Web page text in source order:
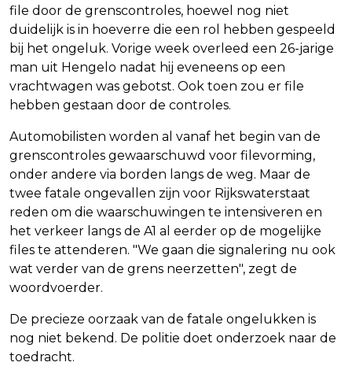
file door de grenscontroles, hoewel nog niet
duidelijk is in hoeverre die een rol hebben gespeeld
bij het ongeluk. Vorige week overleed een 26-jarige
man uit Hengelo nadat hij eveneens op een
vrachtwagen was gebotst. Ook toen zou er file
hebben gestaan door de controles.
Automobilisten worden al vanaf het begin van de
grenscontroles gewaarschuwd voor filevorming,
onder andere via borden langs de weg. Maar de
twee fatale ongevallen zijn voor Rijkswaterstaat
reden om die waarschuwingen te intensiveren en
het verkeer langs de A1 al eerder op de mogelijke
files te attenderen. "We gaan die signalering nu ook
wat verder van de grens neerzetten", zegt de
woordvoerder.
De precieze oorzaak van de fatale ongelukken is
nog niet bekend. De politie doet onderzoek naar de
toedracht.